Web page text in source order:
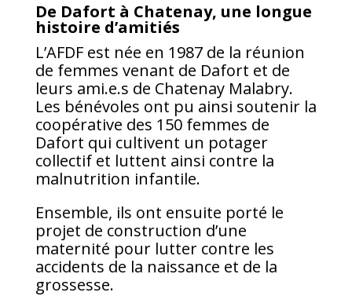
De Dafort à Chatenay, une longue
histoire d’amitiés
L’AFDF est née en 1987 de la réunion
de femmes venant de Dafort et de
leurs ami.e.s de Chatenay Malabry.
Les bénévoles ont pu ainsi soutenir la
coopérative des 150 femmes de
Dafort qui cultivent un potager
collectif et luttent ainsi contre la
malnutrition infantile.
Ensemble, ils ont ensuite porté le
projet de construction d’une
maternité pour lutter contre les
accidents de la naissance et de la
grossesse.